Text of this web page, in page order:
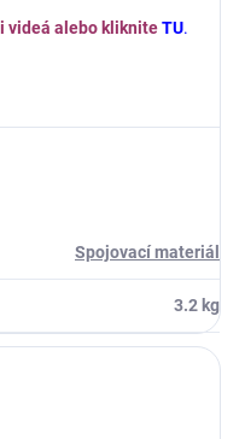
videá alebo klikniteTU.
Spojovací materiál
3.2 kg